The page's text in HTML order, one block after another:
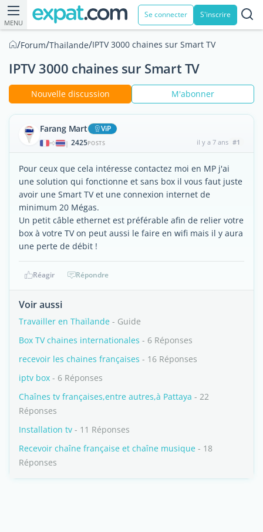
MENU
Se connecter S'inscrire
/Forum/Thailande/IPTV 3000 chaines sur Smart TV
IPTV 3000 chaines sur Smart TV
Nouvelle discussion M'abonner
Farang Mart ViP
| 2425POSTS il y a 7 ans #1
Pour ceux que cela intéresse contactez moi en MP j'ai
une solution qui fonctionne et sans box il vous faut juste
avoir une Smart TV et une connexion internet de
minimum 20 Mégas.
Un petit câble ethernet est préférable afin de relier votre
box à votre TV on peut aussi le faire en wifi mais il y aura
une perte de débit !
Réagir Répondre
Voir aussi
Travailler en Thaïlande - Guide
Box TV chaines internationales - 6 Réponses
recevoir les chaines françaises - 16 Réponses
iptv box - 6 Réponses
Chaînes tv françaises,entre autres,à Pattaya - 22
Réponses
Installation tv - 11 Réponses
Recevoir chaîne française et chaîne musique - 18
Réponses